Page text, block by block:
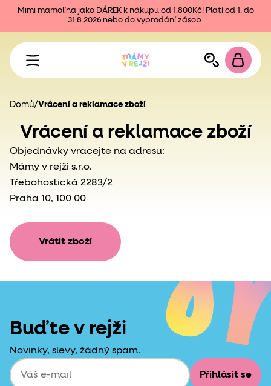
Mimi mamolína jako DÁREK k nákupu od 1.800Kč! Platí od 1. do
31.8.2026 nebo do vyprodání zásob.
Domů/Vrácení a reklamace zboží
Vrácení a reklamace zboží
Objednávky vracejte na adresu:
Mámy v rejži s.r.o.
Třebohostická 2283/2
Praha 10, 100 00
Vrátit zboží
Buďte v rejži
Novinky, slevy, žádný spam.
Přihlásit se